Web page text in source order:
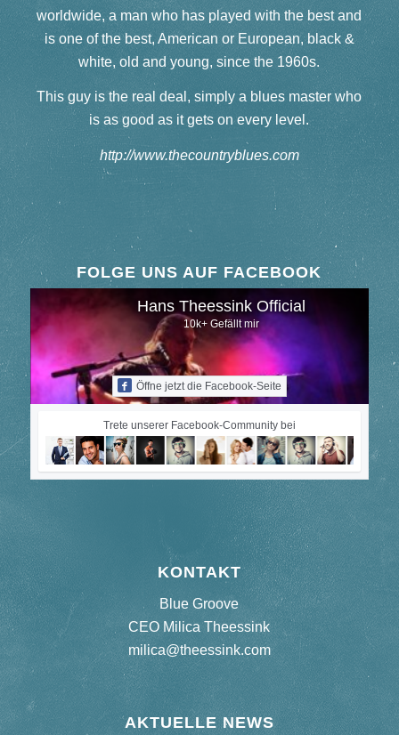
worldwide, a man who has played with the best and
is one of the best, American or European, black &
white, old and young, since the 1960s.
This guy is the real deal, simply a blues master who
is as good as it gets on every level.
http://www.thecountryblues.com
FOLGE UNS AUF FACEBOOK
Hans Theessink Official
10k+ Gefällt mir
Öffne jetzt die Facebook-Seite
Trete unserer Facebook-Community bei
KONTAKT
Blue Groove
CEO Milica Theessink
milica@theessink.com
AKTUELLE NEWS